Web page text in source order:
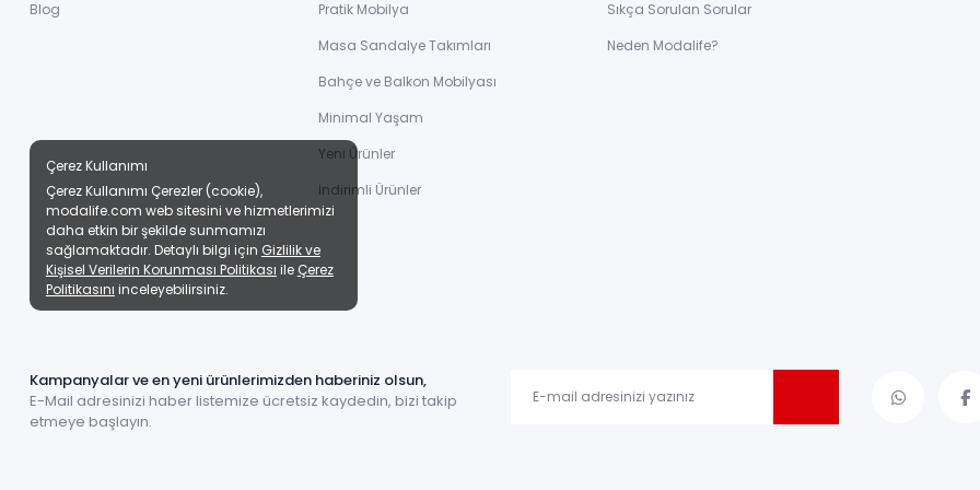
Blog
Pratik Mobilya
Masa Sandalye Takımları
Bahçe ve Balkon Mobilyası
Minimal Yaşam
Yeni Ürünler
İndirimli Ürünler
Sıkça Sorulan Sorular
Neden Modalife?
Kampanyalar ve en yeni ürünlerimizden haberiniz olsun,
E-Mail adresinizi haber listemize ücretsiz kaydedin, bizi takip
etmeye başlayın.
Çerez Kullanımı
Çerez Kullanımı Çerezler (cookie),
modalife.com web sitesini ve hizmetlerimizi
daha etkin bir şekilde sunmamızı
sağlamaktadır. Detaylı bilgi için Gizlilik ve
Kişisel Verilerin Korunması Politikası ile Çerez
Politikasını inceleyebilirsiniz.